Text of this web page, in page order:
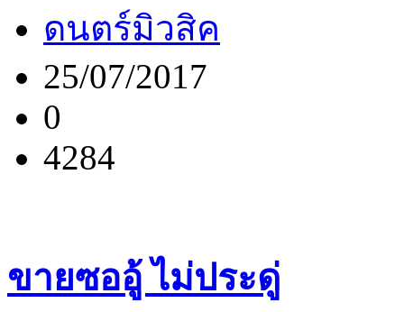
ดนตร์มิวสิค
25/07/2017
0
4284
ขายซออู้ ไม่ประดู่